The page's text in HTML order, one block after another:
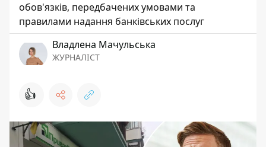
обов'язків, передбачених умовами та
правилами надання банківських послуг
Владлена Мачульська
ЖУРНАЛІСТ
👍